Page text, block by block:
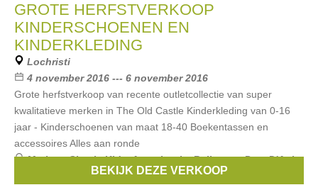
GROTE HERFSTVERKOOP
KINDERSCHOENEN EN
KINDERKLEDING
Lochristi
4 november 2016 --- 6 november 2016
Grote herfstverkoop van recente outletcollectie van super
kwalitatieve merken in The Old Castle Kinderkleding van 0-16
jaar - Kinderschoenen van maat 18-40 Boekentassen en
accessoires Alles aan ronde
Merken:Simple Kids,Anne kurris,Bellerose,Pom D'Api,
BEKIJK DEZE VERKOOP